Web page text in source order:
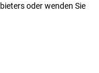
oder wenden Sie